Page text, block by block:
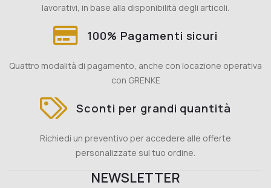
lavorativi, in base alla disponibilità degli articoli.
100% Pagamenti sicuri
Quattro modalità di pagamento, anche con locazione operativa
con GRENKE
Sconti per grandi quantità
Richiedi un preventivo per accedere alle offerte
personalizzate sul tuo ordine.
NEWSLETTER